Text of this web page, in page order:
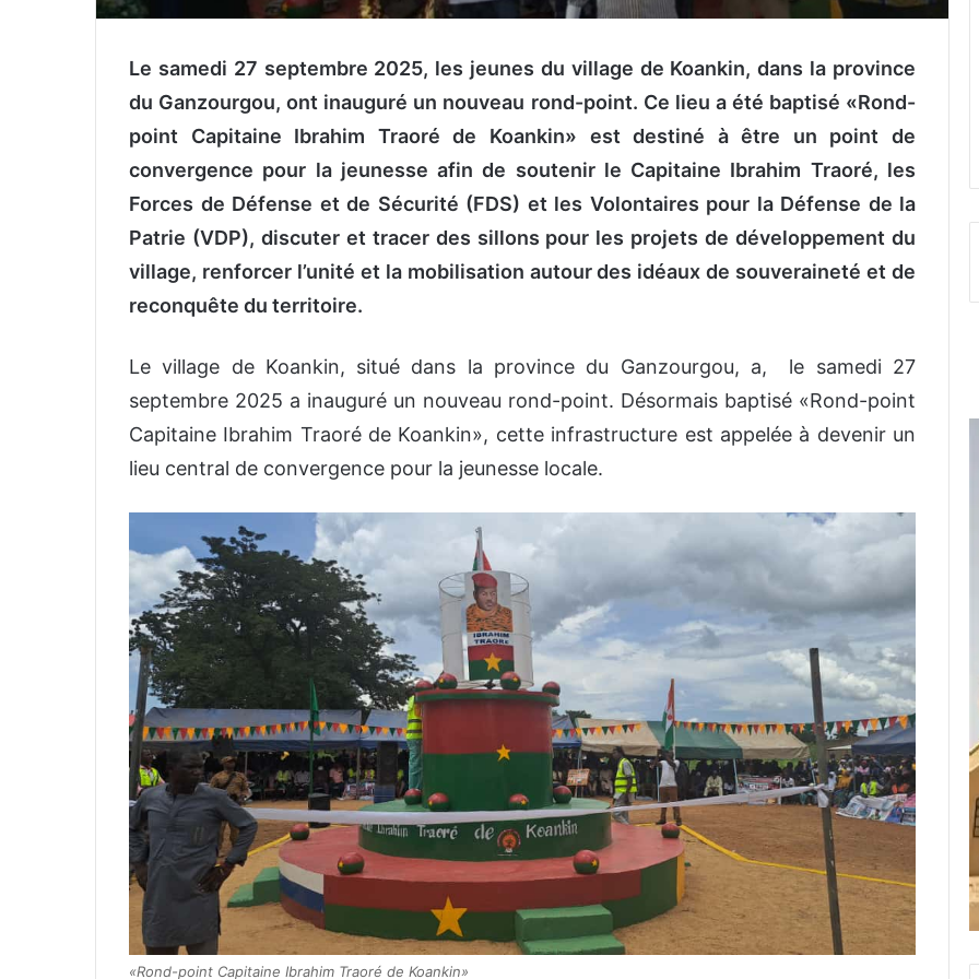
Le samedi 27 septembre 2025, les jeunes du village de Koankin, dans la province
du Ganzourgou, ont inauguré un nouveau rond-point. Ce lieu a été baptisé «Rond-
point Capitaine Ibrahim Traoré de Koankin» est destiné à être un point de
convergence pour la jeunesse afin de soutenir le Capitaine Ibrahim Traoré, les
Forces de Défense et de Sécurité (FDS) et les Volontaires pour la Défense de la
Patrie (VDP), discuter et tracer des sillons pour les projets de développement du
village, renforcer l’unité et la mobilisation autour des idéaux de souveraineté et de
reconquête du territoire.
Le village de Koankin, situé dans la province du Ganzourgou, a, le samedi 27
septembre 2025 a inauguré un nouveau rond-point. Désormais baptisé «Rond-point
Capitaine Ibrahim Traoré de Koankin», cette infrastructure est appelée à devenir un
lieu central de convergence pour la jeunesse locale.
«Rond-point Capitaine Ibrahim Traoré de Koankin»